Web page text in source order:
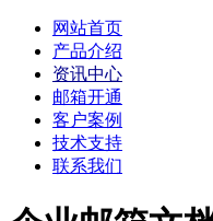
网站首页
产品介绍
资讯中心
邮箱开通
客户案例
技术支持
联系我们